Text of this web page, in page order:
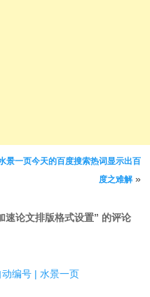
景一页今天的百度搜索热词显示出百
度之难解»
速论文排版格式设置” 的评论
编号 | 水景一页